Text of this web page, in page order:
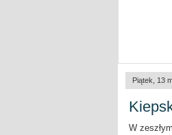
Piątek, 13
W